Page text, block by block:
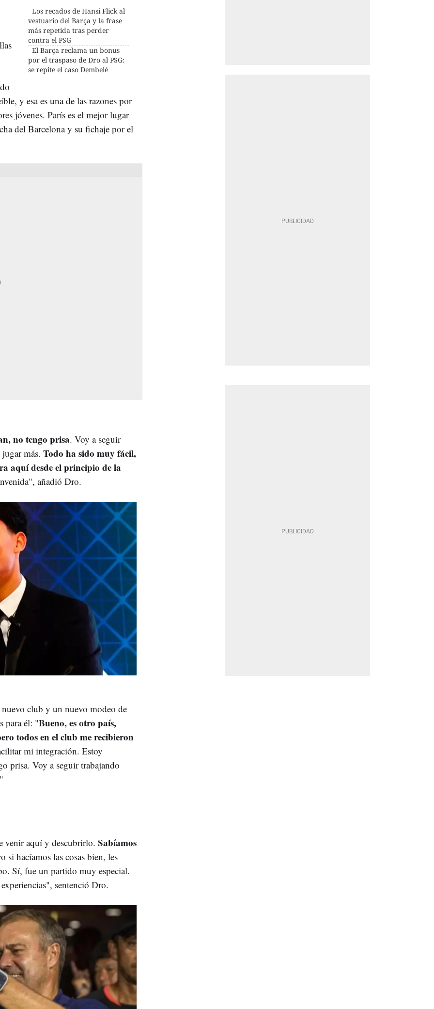
Los recados de Hansi Flick al
vestuario del Barça y la frase
más repetida tras perder
contra el PSG
El Barça reclama un bonus
por el traspaso de Dro al PSG:
se repite el caso Dembelé
y esa es una de las razones por
jóvenes. París es el mejor lugar
del Barcelona y su fichaje por el
no tengo prisa. Voy a seguir
más. Todo ha sido muy fácil,
aquí desde el principio de la
añadió Dro.
club y un nuevo modeo de
para él: "Bueno, es otro país,
todos en el club me recibieron
mi integración. Estoy
prisa. Voy a seguir trabajando
venir aquí y descubrirlo. Sabíamos
si hacíamos las cosas bien, les
Sí, fue un partido muy especial.
sentenció Dro.